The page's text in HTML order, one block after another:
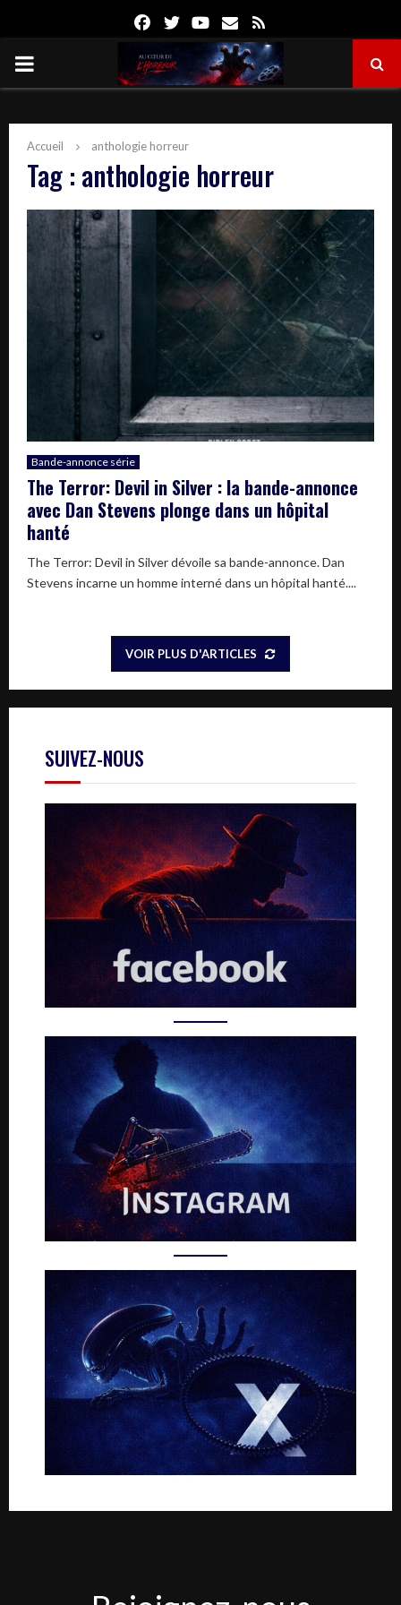
FacebookTwitterYoutube
Email
PRIMARY
Accueil anthologie horreur
Tag : anthologie horreur
Bande-annonce série
The Terror: Devil in Silver : la bande-annonce
avec Dan Stevens plonge dans un hôpital
hanté
The Terror: Devil in Silver dévoile sa bande-annonce. Dan
Stevens incarne un homme interné dans un hôpital hanté....
VOIR PLUS D'ARTICLES
SUIVEZ-NOUS